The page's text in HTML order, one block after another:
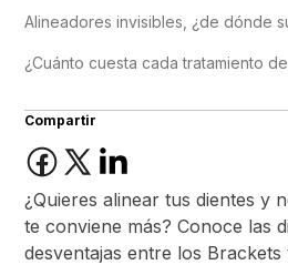
Alineadores invisibles, ¿de dónde
¿Cuánto cuesta cada tratamiento
Compartir
¿Quieres alinear tus dientes y
te conviene más? Conoce las
desventajas entre los